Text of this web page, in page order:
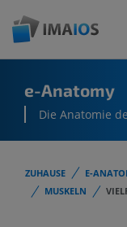
e-Anatomy
Die Anatomie
ZUHAUSE E-
MUSKELN